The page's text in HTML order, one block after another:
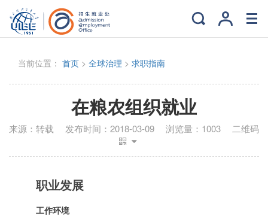
当前位置： 首页 > 全球治理 > 求职指南
在粮农组织就业
来源： 转载 发布时间： 2018-03-09 浏览量： 1003 二维码
职业发展
工作环境